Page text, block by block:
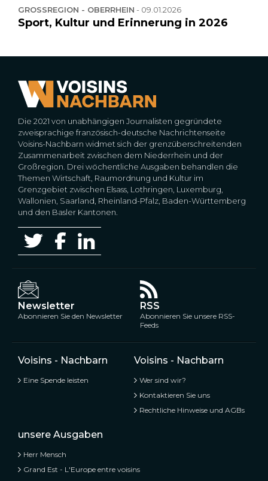
GROSSREGION - OBERRHEIN - 09.01.2026
Sport, Kultur und Erinnerung in 2026
Die 2021 von unabhängigen Journalisten gegründete
zweisprachige französisch-deutsche Nachrichtenseite
Voisins-Nachbarn widmet sich der grenzüberschreitenden
Zusammenarbeit zwischen dem Niederrhein und der
Großregion. Drei wöchentliche Ausgaben behandlen die
Themen Wirtschaft, Raumordnung und Kultur im
Grenzgebiet zwischen Elsass, Lothringen, Luxemburg,
Wallonien, Saarland, Rheinland-Pfalz, Baden-Württemberg
und den Basler Kantonen.
Newsletter
Abonnieren Sie den Newsletter
RSS
Abonnieren Sie unsere RSS-
Feeds
Voisins - Nachbarn
Eine Spende leisten
Voisins - Nachbarn
Wer sind wir?
Kontaktieren Sie uns
Rechtliche Hinweise und AGBs
unsere Ausgaben
Herr Mensch
Grand Est - L'Europe entre voisins